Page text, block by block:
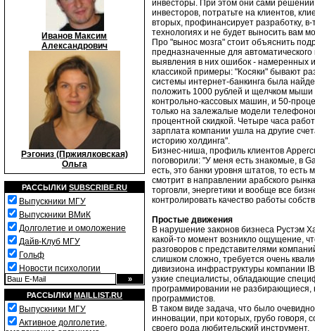
Иванов Максим
Александрович
Рэгониз (Пржиялковская)
Ольга
РАССЫЛКИ SUBSCRIBE.RU
Выпускники МГУ
Выпускники ВМиК
Долголетие и омоложение
Дайв-Клуб МГУ
Гольф
Новости психологии
РАССЫЛКИ MAILLIST.RU
Выпускники МГУ
Активное долголетие,
инвесторы. При этом они сами решений
инвесторов, потратьте на клиентов,
вторых, профинансирует разработку,
технологиях и не будет выносить вам
Про "вынос мозга" стоит объяснить
предназначенные для
выявления в них ошибок - намеренных
классикой примеры: "Косяки" бывают
системы интернет-банкинга была
положить 1000 рублей и щелчком мыши
контрольно-кассовых машин, и 50-
только на залежалые модели
процентной скидкой. Четыре часа
зарплата компании ушла на другие
историю холдинга".
Бизнес-ниша, профиль клиентов
поговорили: "У меня есть знакомые, в
есть, это банки уровня штатов, то
смотрит в направлении арабского
торговли, энергетики и вообще все
контролировать качество работы
Простые движения
В нарушение законов бизнеса Рустэм
какой-то момент возникло ощущение,
разговоров с представителями
слишком сложно, требуется очень
дивизиона инфраструктуры компании
узкие специалисты, обладающие
программировании не разбирающиеся,
программистов.
В таком виде задача, что было
инновации, при которых, грубо
своего рода любительский инструмент.